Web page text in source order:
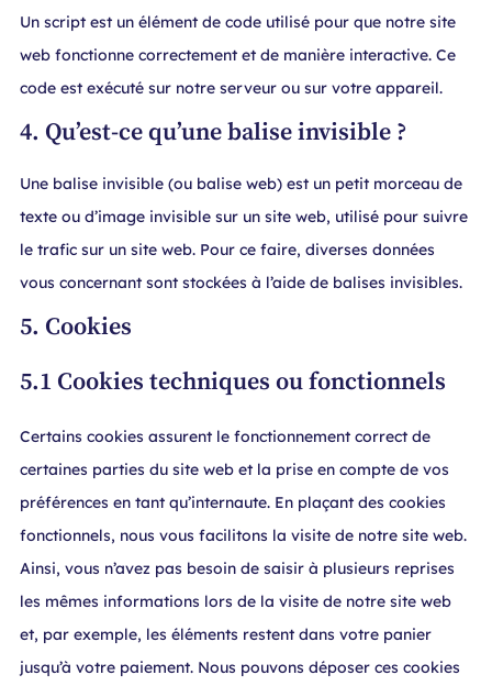
Un script est un élément de code utilisé pour que notre site
web fonctionne correctement et de manière interactive. Ce
code est exécuté sur notre serveur ou sur votre appareil.
4. Qu’est-ce qu’une balise invisible ?
Une balise invisible (ou balise web) est un petit morceau de
texte ou d’image invisible sur un site web, utilisé pour suivre
le trafic sur un site web. Pour ce faire, diverses données
vous concernant sont stockées à l’aide de balises invisibles.
5. Cookies
5.1 Cookies techniques ou fonctionnels
Certains cookies assurent le fonctionnement correct de
certaines parties du site web et la prise en compte de vos
préférences en tant qu’internaute. En plaçant des cookies
fonctionnels, nous vous facilitons la visite de notre site web.
Ainsi, vous n’avez pas besoin de saisir à plusieurs reprises
les mêmes informations lors de la visite de notre site web
et, par exemple, les éléments restent dans votre panier
jusqu’à votre paiement. Nous pouvons déposer ces cookies